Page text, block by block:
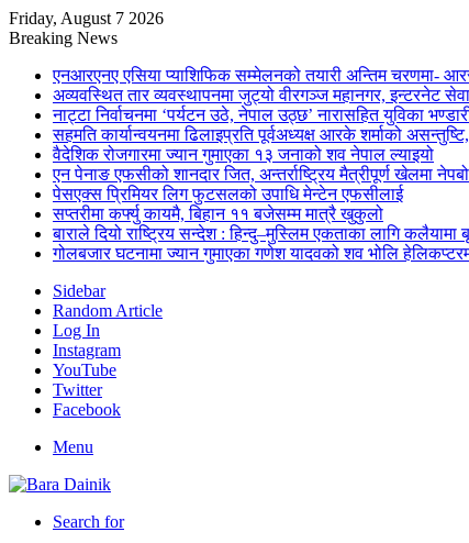
Friday, August 7 2026
Breaking News
एनआरएनए एसिया प्याशिफिक सम्मेलनको तयारी अन्तिम चरणमा-
अव्यवस्थित तार व्यवस्थापनमा जुट्यो वीरगञ्ज महानगर, इन्टरनेट
नाट्टा निर्वाचनमा ‘पर्यटन उठे, नेपाल उठ्छ’ नारासहित युविका
सहमति कार्यान्वयनमा ढिलाइप्रति पूर्वअध्यक्ष आरके शर्माको
वैदेशिक रोजगारमा ज्यान गुमाएका १३ जनाको शव नेपाल ल्याइयो
एन पेनाङ एफसीको शानदार जित, अन्तर्राष्ट्रिय मैत्रीपूर्ण खेलमा
पेसएक्स प्रिमियर लिग फुटसलको उपाधि मेन्टेन एफसीलाई
सप्तरीमा कर्फ्यु कायमै, बिहान ११ बजेसम्म मात्रै खुकुलो
बाराले दियो राष्ट्रिय सन्देश : हिन्दु–मुस्लिम एकताका लागि कलैयामा
गोलबजार घटनामा ज्यान गुमाएका गणेश यादवको शव भोलि
Sidebar
Random Article
Log In
Instagram
YouTube
Twitter
Facebook
Menu
Search for